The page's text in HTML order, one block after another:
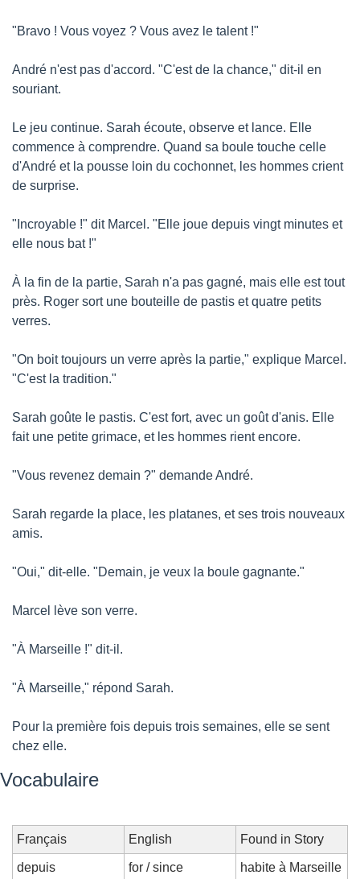
"Bravo ! Vous voyez ? Vous avez le talent !"
André n'est pas d'accord. "C'est de la chance," dit-il en
souriant.
Le jeu continue. Sarah écoute, observe et lance. Elle
commence à comprendre. Quand sa boule touche celle
d'André et la pousse loin du cochonnet, les hommes crient
de surprise.
"Incroyable !" dit Marcel. "Elle joue depuis vingt minutes et
elle nous bat !"
À la fin de la partie, Sarah n'a pas gagné, mais elle est tout
près. Roger sort une bouteille de pastis et quatre petits
verres.
"On boit toujours un verre après la partie," explique Marcel.
"C'est la tradition."
Sarah goûte le pastis. C'est fort, avec un goût d'anis. Elle
fait une petite grimace, et les hommes rient encore.
"Vous revenez demain ?" demande André.
Sarah regarde la place, les platanes, et ses trois nouveaux
amis.
"Oui," dit-elle. "Demain, je veux la boule gagnante."
Marcel lève son verre.
"À Marseille !" dit-il.
"À Marseille," répond Sarah.
Pour la première fois depuis trois semaines, elle se sent
chez elle.
Vocabulaire
Français English Found in Story
depuis for / since
habite à Marseille